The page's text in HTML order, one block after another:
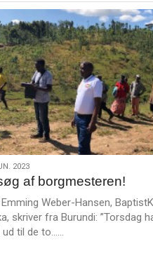
2023
af borgmesteren!
Weber-Hansen,
skriver fra Burundi: ”Torsdag
ud til de to……